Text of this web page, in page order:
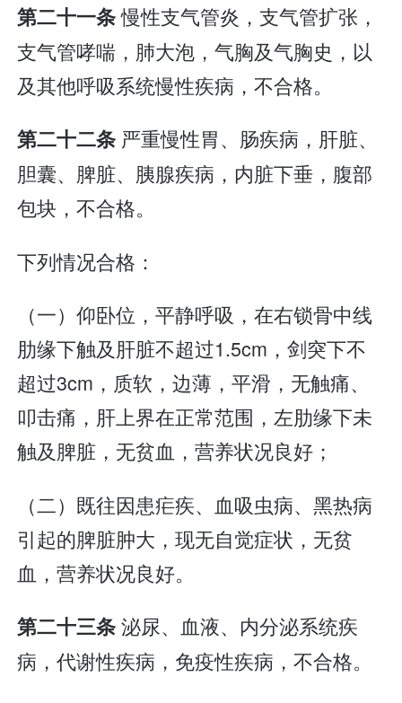
第二十一条慢性支气管炎，支气管扩张，
支气管哮喘，肺大泡，气胸及气胸史，以
及其他呼吸系统慢性疾病，不合格。
第二十二条 严重慢性胃、肠疾病，肝脏、
胆囊、脾脏、胰腺疾病，内脏下垂，腹部
包块，不合格。
下列情况合格：
（一）仰卧位，平静呼吸，在右锁骨中线
肋缘下触及肝脏不超过1.5cm，剑突下不
超过3cm，质软，边薄，平滑，无触痛、
叩击痛，肝上界在正常范围，左肋缘下未
触及脾脏，无贫血，营养状况良好；
（二）既往因患疟疾、血吸虫病、黑热病
引起的脾脏肿大，现无自觉症状，无贫
血，营养状况良好。
第二十三条泌尿、血液、内分泌系统疾
病，代谢性疾病，免疫性疾病，不合格。